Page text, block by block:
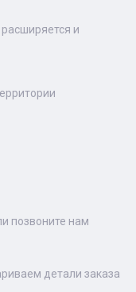
и
позвоните нам
детали заказа